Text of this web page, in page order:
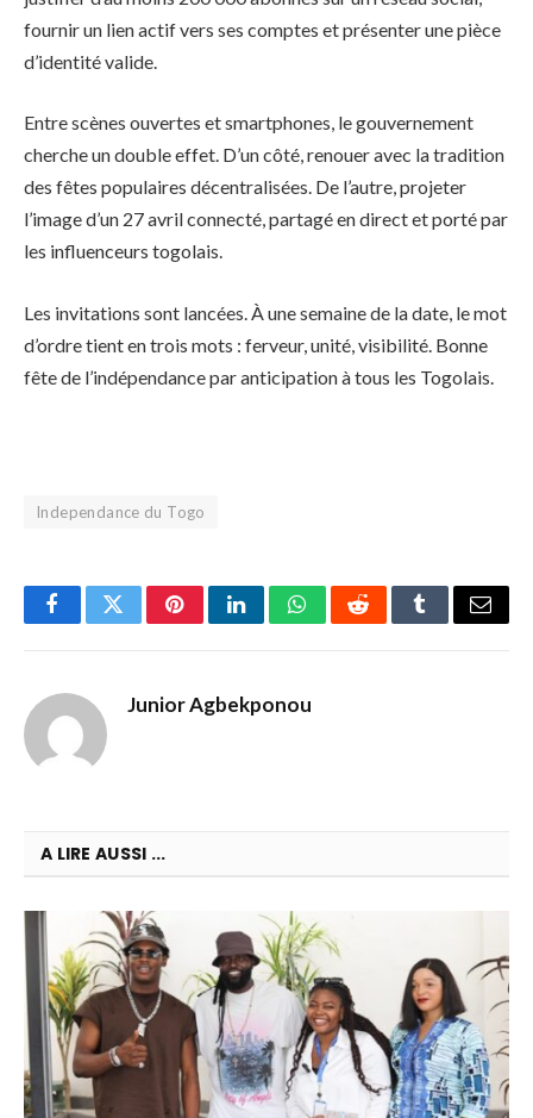
fournir un lien actif vers ses comptes et présenter une pièce
d’identité valide.
Entre scènes ouvertes et smartphones, le gouvernement
cherche un double effet. D’un côté, renouer avec la tradition
des fêtes populaires décentralisées. De l’autre, projeter
l’image d’un 27 avril connecté, partagé en direct et porté par
les influenceurs togolais.
Les invitations sont lancées. À une semaine de la date, le mot
d’ordre tient en trois mots : ferveur, unité, visibilité. Bonne
fête de l’indépendance par anticipation à tous les Togolais.
Independance du Togo
FacebookTwitterPinterestLinkedInWhatsAppRedditTumblrEmail
Junior Agbekponou
A LIRE AUSSI ...